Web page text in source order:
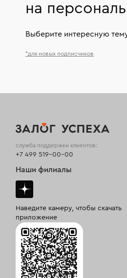
на
Выберите интересную
*для новых подписчиков
служба поддержки клиентов:
+7 499 519-00-00
Наши филиалы
Наведите камеру, чтобы скачать
приложение